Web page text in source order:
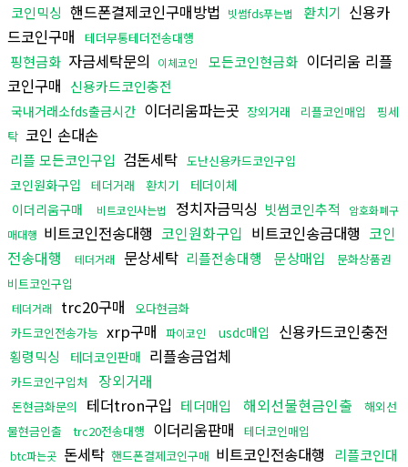
코인믹싱 핸드폰결제코인구매방법 빗썸fds푸는법 환치기 신용카
드코인구매
테더무통테더전송대행
핑현금화 자금세탁문의 이체코인 모든코인현금화 이더리움 리플
코인구매 신용카드코인충전
국내거래소fds출금시간 이더리움파는곳 장외거래 리플코인매입
핑세
탁 코인 손대손
리플 모든코인구입 검돈세탁 도난신용카드코인구입
코인원화구입 테더거래 환치기
테더이체
이더리움구매
비트코인사는법 정치자금믹싱 빗썸코인추적
암호화폐구
매대행 비트코인전송대행 코인원화구입 비트코인송금대행 코인
전송대행
테더거래 문상세탁 리플전송대행 문상매입
문화상품권
비트코인구입
테더거래 trc20구매
오다현금화
카드코인전송가능 xrp구매 파이코인 usdc매입 신용카드코인충전
횡령믹싱 테더코인판매 리플송금업체
카드코인구입처 장외거래
돈현금화문의 테더tron구입 테더매입 해외선물현금인출
해외선
물현금인출
trc20전송대행 이더리움판매 테더코인매입
btc파는곳 돈세탁 핸드폰결제코인구매 비트코인전송대행
리플코인대